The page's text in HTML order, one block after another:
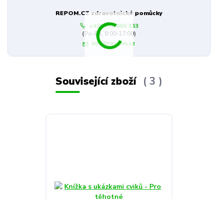
REPOM.CZ zdravotnické pomůcky
+420 775 660 333
(Po-Pá, 8:00-17:00)
info@repom.cz
Související zboží 3